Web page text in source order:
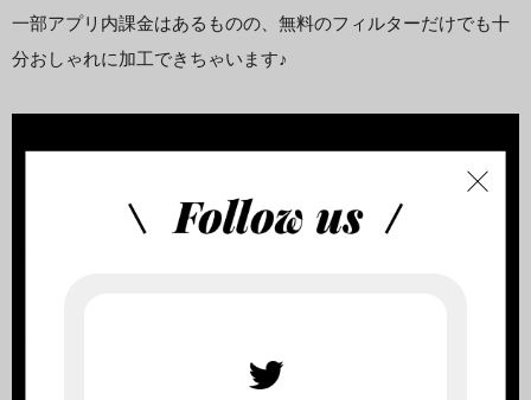
一部アプリ内課金はあるものの、無料のフィルターだけでも十
分おしゃれに加工できちゃいます♪